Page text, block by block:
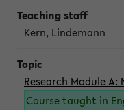
Kern, Lindemann
Research Module
Course taught in